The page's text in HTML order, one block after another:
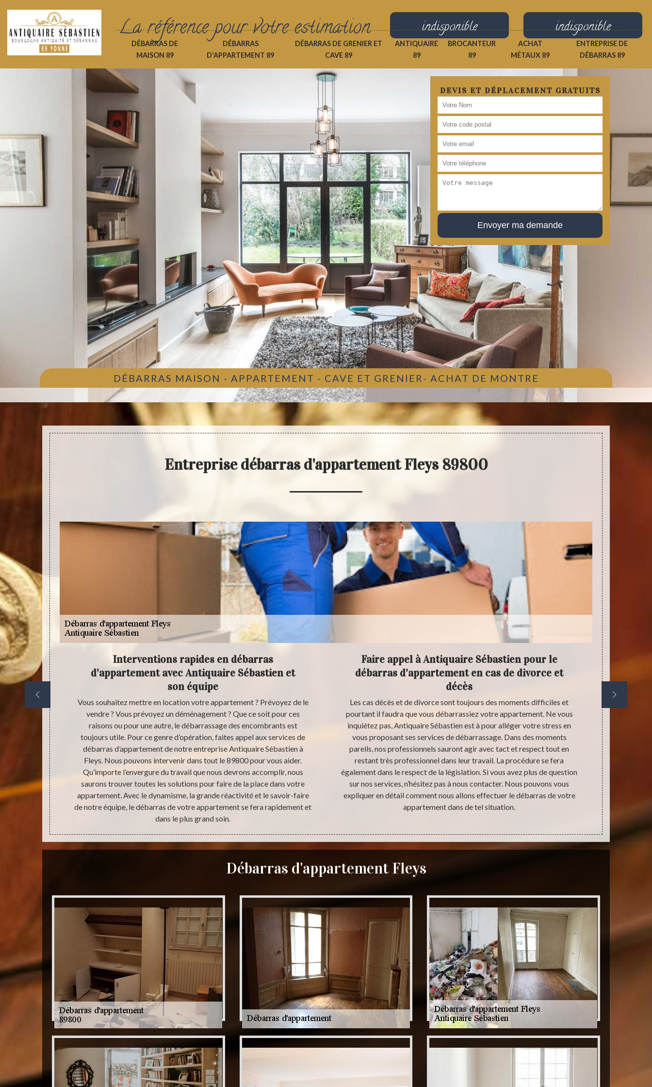
La référence pour votre estimation indisponible indisponible
DÉBARRAS DE
MAISON 89
DÉBARRAS
D'APPARTEMENT 89
DÉBARRAS DE GRENIER ET
CAVE 89
ANTIQUAIRE
89
BROCANTEUR
89
ACHAT
MÉTAUX 89
ENTREPRISE DE
DÉBARRAS 89
DEVIS ET DÉPLACEMENT GRATUITS
DÉBARRAS MAISON - APPARTEMENT - CAVE ET GRENIER- ACHAT DE MONTRE
Entreprise débarras d'appartement Fleys 89800
de
pour
Interventions rapides en débarras
d’appartement avec Antiquaire Sébastien et
son équipe
Vous souhaitez mettre en location votre appartement ? Prévoyez de le
vendre ? Vous prévoyez un déménagement ? Que ce soit pour ces
raisons ou pour une autre, le débarrassage des encombrants est
toujours utile. Pour ce genre d’opération, faites appel aux services de
débarras d’appartement de notre entreprise Antiquaire Sébastien à
Fleys. Nous pouvons intervenir dans tout le 89800 pour vous aider.
Qu’importe l’envergure du travail que nous devrons accomplir, nous
saurons trouver toutes les solutions pour faire de la place dans votre
appartement. Avec le dynamisme, la grande réactivité et le savoir-faire
de notre équipe, le débarras de votre appartement se fera rapidement et
dans le plus grand soin.
Faire appel à Antiquaire Sébastien pour le
débarras d’appartement en cas de divorce et
décès
Les cas décès et de divorce sont toujours des moments difficiles et
pourtant il faudra que vous débarrassiez votre appartement. Ne vous
inquiétez pas, Antiquaire Sébastien est à pour alléger votre stress en
vous proposant ses services de débarrassage. Dans des moments
pareils, nos professionnels sauront agir avec tact et respect tout en
restant très professionnel dans leur travail. La procédure se fera
également dans le respect de la législation. Si vous avez plus de question
sur nos services, n’hésitez pas à nous contacter. Nous pouvons vous
expliquer en détail comment nous allons effectuer le débarras de votre
appartement dans de tel situation.
Débarras d'appartement Fleys